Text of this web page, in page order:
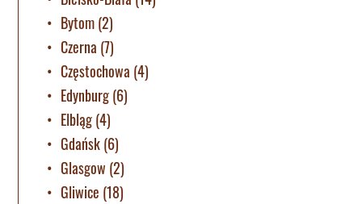
Bytom(2)
Czerna (7)
Częstochowa (4)
Edynburg(6)
Elbląg(4)
Gdańsk(6)
Glasgow (2)
Gliwice (18)